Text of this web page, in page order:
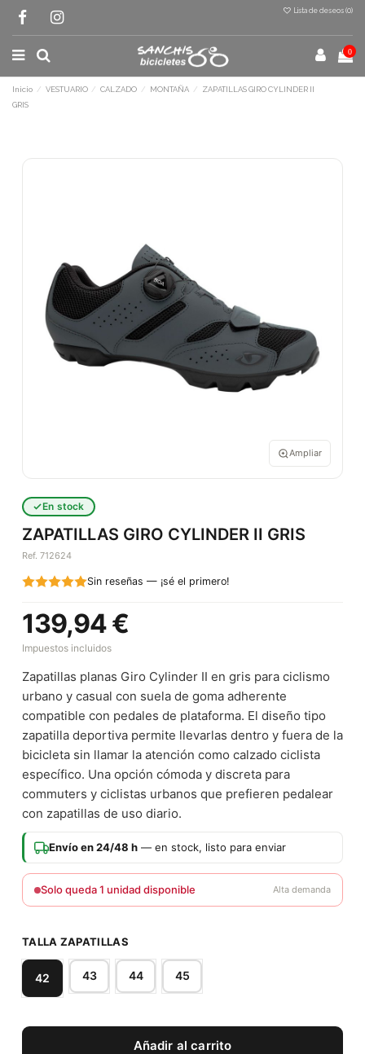
Lista de deseos (0)
0
Inicio VESTUARIO CALZADO MONTAÑA
ZAPATILLAS GIRO CYLINDER II
GRIS
Ampliar
En stock
ZAPATILLAS GIRO CYLINDER II GRIS
Ref. 712624
Sin reseñas — ¡sé el primero!
139,94 €
Impuestos incluidos
Zapatillas planas Giro Cylinder II en gris para ciclismo
urbano y casual con suela de goma adherente
compatible con pedales de plataforma. El diseño tipo
zapatilla deportiva permite llevarlas dentro y fuera de la
bicicleta sin llamar la atención como calzado ciclista
específico. Una opción cómoda y discreta para
commuters y ciclistas urbanos que prefieren pedalear
con zapatillas de uso diario.
Envío en 24/48 h — en stock, listo para enviar
Solo queda 1 unidad disponible Alta demanda
TALLA ZAPATILLAS
42 43 44 45
Añadir al carrito
CYLINDER II GRIS